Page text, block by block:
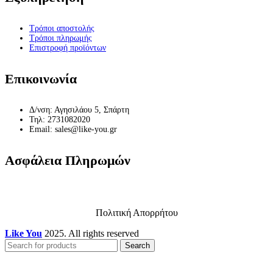
Τρόποι αποστολής
Τρόποι πληρωμής
Επιστροφή προϊόντων
Επικοινωνία
Δ/νση: Αγησιλάου 5, Σπάρτη
Τηλ: 2731082020
Email: sales@like-you.gr
Ασφάλεια Πληρωμών
Πολιτική Απορρήτου
Like You 2025. All rights reserved
Search